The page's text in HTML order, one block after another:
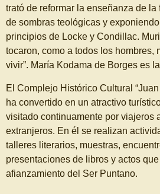
trató de reformar la enseñanza de
de sombras teológicas y
principios de Locke y Condillac.
tocaron, como a todos los hombres,
vivir”. María Kodama de Borges es
El Complejo Histórico Cultural
ha convertido en un atractivo
visitado continuamente por viajeros
extranjeros. En él se realizan
talleres literarios, muestras,
presentaciones de libros y actos que
afianzamiento del Ser Puntano.